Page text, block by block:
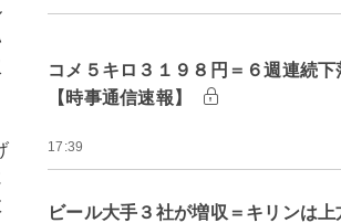
コメ５キロ３１９８円＝６週連続
【時事通信速報】
17:39
ビール大手３社が増収＝キリンは